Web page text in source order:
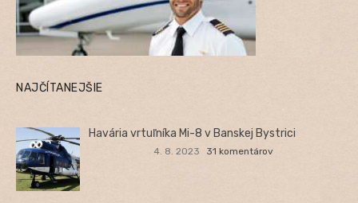
NAJČÍTANEJŠIE
Havária vrtuľníka Mi-8 v Banskej Bystrici
4. 8. 2023 31 komentárov